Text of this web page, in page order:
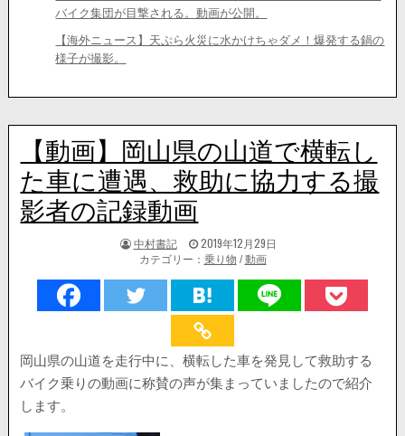
バイク集団が目撃される。動画が公開。
【海外ニュース】天ぷら火災に水かけちゃダメ！爆発する鍋の
様子が撮影。
【動画】岡山県の山道で横転し
た車に遭遇、救助に協力する撮
影者の記録動画
著
者:
中村書記
掲
載
日：
2019年12月29日
カテゴリー： 乗り物 /動画
岡山県の山道を走行中に、横転した車を発見して救助する
バイク乗りの動画に称賛の声が集まっていましたので紹介
します。